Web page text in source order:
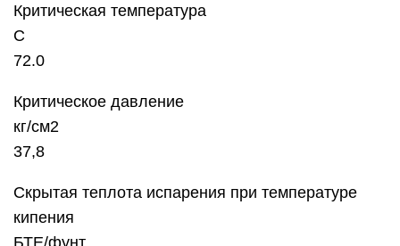
Критическая температура
C
72.0
Критическое давление
кг/см2
37,8
Скрытая теплота испарения при температуре
кипения
БТЕ/фунт